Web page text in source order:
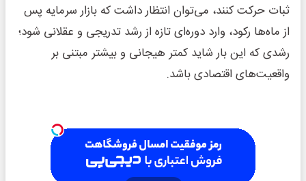
ثبات حرکت کنند، می‌توان انتظار داشت که بازار سرمایه پس
از ماه‌ها رکود، وارد دوره‌ای تازه از رشد تدریجی و عقلانی شود؛
رشدی که این بار شاید کمتر هیجانی و بیشتر مبتنی بر
واقعیت‌های اقتصادی باشد.